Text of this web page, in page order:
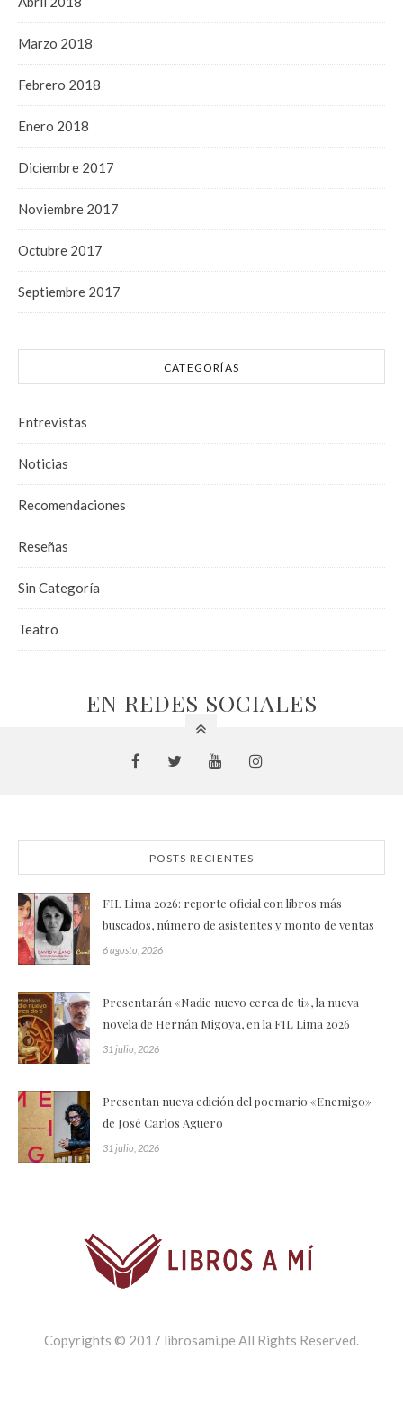
Marzo 2018
Febrero 2018
Enero 2018
Diciembre 2017
Noviembre 2017
Octubre 2017
Septiembre 2017
CATEGORÍAS
Entrevistas
Noticias
Recomendaciones
Reseñas
Sin Categoría
Teatro
EN REDES SOCIALES
POSTS RECIENTES
FIL Lima 2026: reporte oficial con libros más
buscados, número de asistentes y monto de ventas
6 agosto, 2026
Presentarán «Nadie nuevo cerca de ti», la nueva
novela de Hernán Migoya, en la FIL Lima 2026
31 julio, 2026
Presentan nueva edición del poemario «Enemigo»
de José Carlos Agüero
31 julio, 2026
Copyrights © 2017 librosami.pe All Rights Reserved.